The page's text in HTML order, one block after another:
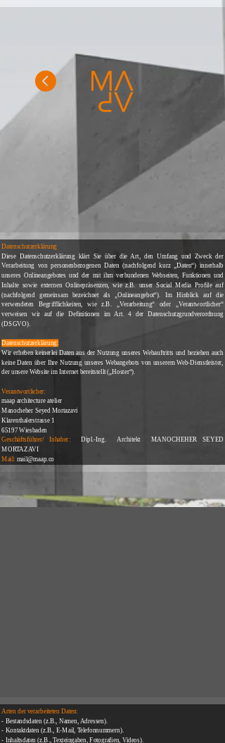
Datenschutzerklärung
Diese Datenschutzerklärung klärt Sie über die Art, den Umfang und Zweck der
Verarbeitung von personenbezogenen Daten (nachfolgend kurz „Daten“) innerhalb
unseres Onlineangebotes und der mit ihm verbundenen Webseiten, Funktionen und
Inhalte sowie externen Onlinepräsenzen, wie z.B. unser Social Media Profile auf
(nachfolgend gemeinsam bezeichnet als „Onlineangebot“). Im Hinblick auf die
verwendeten Begrifflichkeiten, wie z.B. „Verarbeitung“ oder „Verantwortlicher“
verweisen wir auf die Definitionen im Art. 4 der Datenschutzgrundverordnung
(DSGVO).
Datenschutzerklärung:
Wir erheben keinerlei Daten aus der Nutzung unseres Webauftritts und beziehen auch
keine Daten über Ihre Nutzung unseres Webangebots von unserem Web-Dienstleister,
der unsere Website im Internet bereitstellt („Hoster“).
Verantwortlicher:
maap architecture atelier
Manocheher Seyed Mortazavi
Klarenthalerstrasse 1
65197 Wiesbaden
Geschäftsführer/ Inhaber:Dipl.-Ing. Architekt MANOCHEHER SEYED
MORTAZAVI
Mail: mail@maap.co
Arten der verarbeiteten Daten:
- Bestandsdaten (z.B., Namen, Adressen).
- Kontaktdaten (z.B., E-Mail, Telefonnummern).
- Inhaltsdaten (z.B., Texteingaben, Fotografien, Videos).